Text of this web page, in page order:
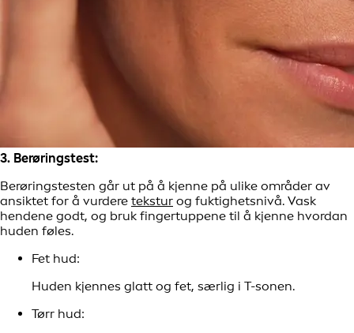
3. Berøringstest:
Berøringstesten går ut på å kjenne på ulike områder av
ansiktet for å vurdere tekstur og fuktighetsnivå. Vask
hendene godt, og bruk fingertuppene til å kjenne hvordan
huden føles.
Fet hud:
Huden kjennes glatt og fet, særlig i T-sonen.
Tørr hud: